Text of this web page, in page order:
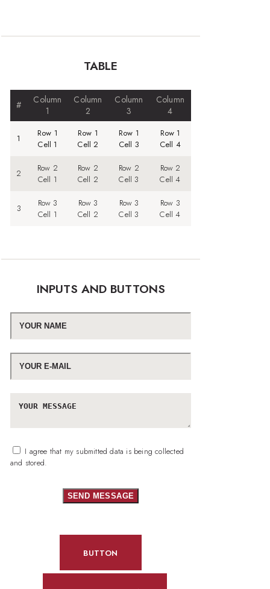
TABLE
#
Column
1
Column
2
Column
3
Column
4
1
Row 1
Cell 1
Row 1
Cell 2
Row 1
Cell 3
Row 1
Cell 4
2
Row 2
Cell 1
Row 2
Cell 2
Row 2
Cell 3
Row 2
Cell 4
3
Row 3
Cell 1
Row 3
Cell 2
Row 3
Cell 3
Row 3
Cell 4
INPUTS AND BUTTONS
I agree that my submitted data is being collected
and stored.
SEND MESSAGE
BUTTON